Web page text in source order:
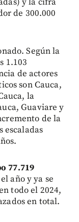
de 300.000
Según la
1.103
de actores
son Cauca,
la
Guaviare y
de la
escaladas
77.719
año y ya se
todo el 2024,
en total.